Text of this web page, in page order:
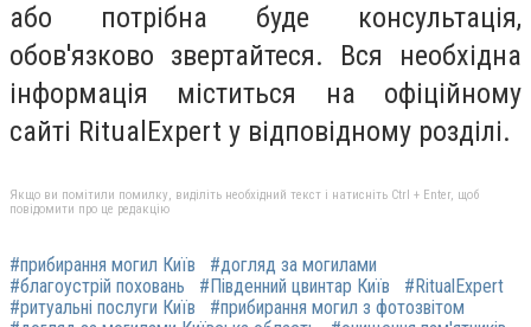
або потрібна буде консультація,
обов'язково звертайтеся. Вся необхідна
інформація міститься на офіційному
сайті RitualExpert у відповідному розділі.
Якщо ви помітили помилку, виділіть необхідний текст і натисніть Ctrl + Enter, щоб
повідомити про це редакцію
#прибирання могил Київ
#догляд за могилами
#благоустрій поховань
#Південний цвинтар Київ
#RitualExpert
#ритуальні послуги Київ
#прибирання могил з фотозвітом